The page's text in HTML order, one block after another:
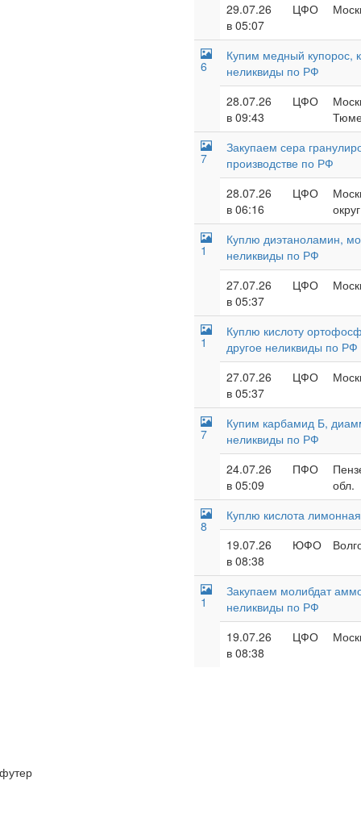
29.07.26
в 05:07
ЦФО
6
Купим медный купорос,
неликвиды по РФ
28.07.26
в 09:43
ЦФО
7
Закупаем сера
производстве по РФ
28.07.26
в 06:16
ЦФО
округ
1
Куплю диэтаноламин,
неликвиды по РФ
27.07.26
в 05:37
ЦФО
1
Куплю кислоту
другое неликвиды по РФ
27.07.26
в 05:37
ЦФО
7
Купим карбамид Б,
неликвиды по РФ
24.07.26
в 05:09
ПФО
обл.
8
Куплю кислота
19.07.26
в 08:38
ЮФО
1
Закупаем молибдат
неликвиды по РФ
19.07.26
в 08:38
ЦФО
футер